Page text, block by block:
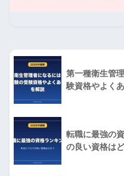
第一種衛生管
験資格やよく
転職に最強の
の良い資格は